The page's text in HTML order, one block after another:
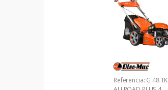
Referencia: G 48 TK